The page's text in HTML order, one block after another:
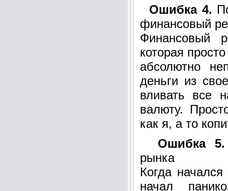
Ошибка 4.
финансовый
Финансовый
которая
абсолютно
деньги из
вливать все
валюту.
как я, а то
Ошибка 5.
рынка
Когда
начал